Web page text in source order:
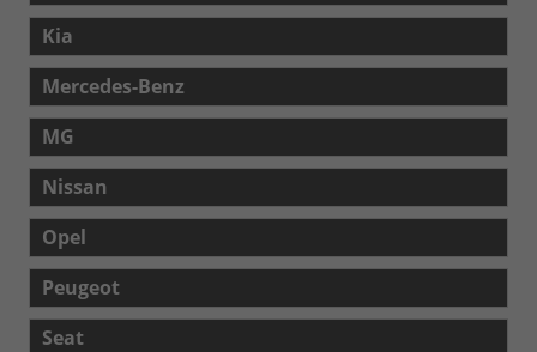
Kia
Mercedes-Benz
MG
Nissan
Opel
Peugeot
Seat